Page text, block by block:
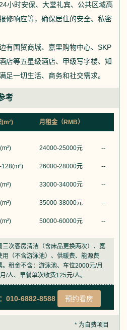
小时安保、大堂礼宾、公共区域高
修响应等，确保居住的安全、私密
有国贸商城、嘉里购物中心、SKP
店等五星级酒店、甲级写字楼、知
足一切生活、商务和社交需求。
考
(m²) 月租金（RMB）
(m²) 24000-25000元 --
128(m²) 26000-28000元 --
(m²) 33000-34000元 --
(m²) 35000-38000元 --
(m²) 50000-60000元 --
次客房清洁（含床品更换两次）、宽
用（不含游泳池）、供暖费、能源费
。租金不含：游泳池、车位2000元/月
/人、早餐单次收费125元/人。
010-6882-8588 预约看房
* 为自费项目